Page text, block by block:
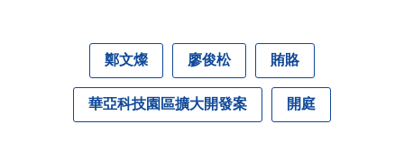
鄭文燦 廖俊松 賄賂
華亞科技園區擴大開發案 開庭